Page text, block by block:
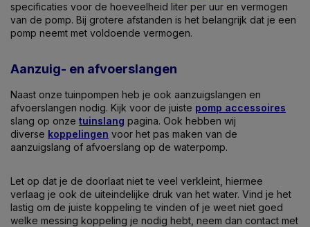
specificaties voor de hoeveelheid liter per uur en vermogen
van de pomp. Bij grotere afstanden is het belangrijk dat je een
pomp neemt met voldoende vermogen.
Aanzuig- en afvoerslangen
Naast onze tuinpompen heb je ook aanzuigslangen en
afvoerslangen nodig. Kijk voor de juiste pomp accessoires
slang op onze tuinslang pagina. Ook hebben wij
diverse koppelingen voor het pas maken van de
aanzuigslang of afvoerslang op de waterpomp.
Let op dat je de doorlaat niet te veel verkleint, hiermee
verlaag je ook de uiteindelijke druk van het water. Vind je het
lastig om de juiste koppeling te vinden of je weet niet goed
welke messing koppeling je nodig hebt, neem dan contact met